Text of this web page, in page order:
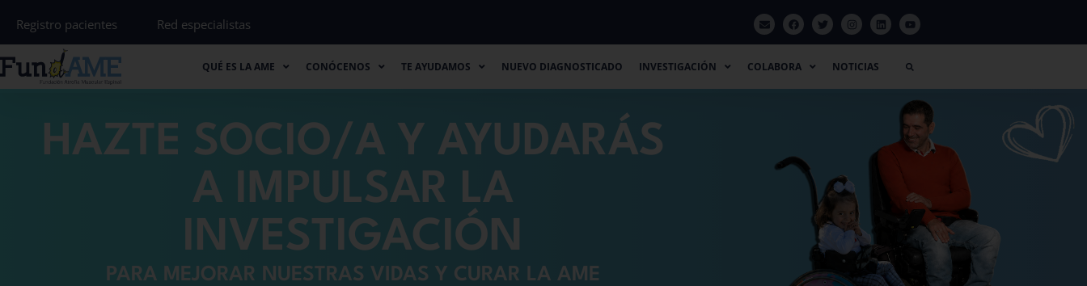
QUÉ ES LA AME COLABORA NOTICIAS
Registro pacientes Red especialistas
QUÉ ES LA AME CONÓCENOS TE AYUDAMOS NUEVO DIAGNOSTICADO INVESTIGACIÓN COLABORA NOTICIAS
HAZTE SOCIO/A Y AYUDARÁS
A IMPULSAR LA
INVESTIGACIÓN
PARA MEJORAR NUESTRAS VIDAS Y CURAR LA AME